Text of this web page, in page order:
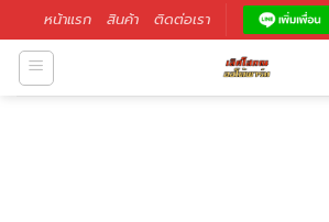
หน้าแรก สินค้า ติดต่อเรา